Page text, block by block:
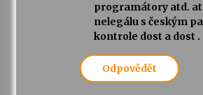
programátory atd.
nelegálu s českým
kontrole dost a dost .
Odpovědět